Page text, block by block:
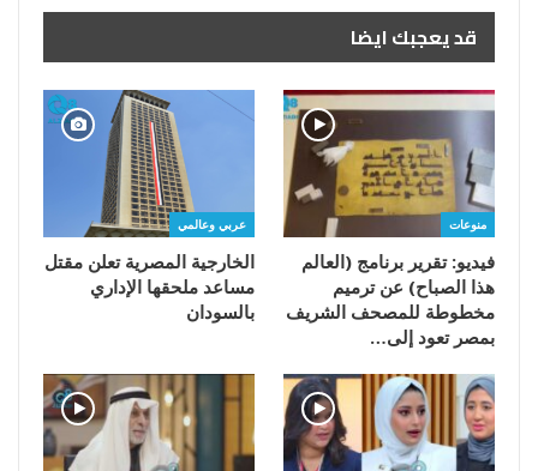
قد يعجبك ايضا
منوعات
فيديو: تقرير برنامج (العالم
هذا الصباح) عن ترميم
مخطوطة للمصحف الشريف
بمصر تعود إلى…
عربي وعالمي
الخارجية المصرية تعلن مقتل
مساعد ملحقها الإداري
بالسودان